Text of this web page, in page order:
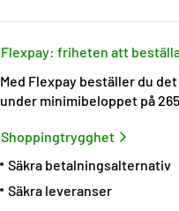
Flexpay: friheten att
Med Flexpay beställer du
under minimibeloppet på
Shoppingtrygghet
Säkra betalningsalternativ
Säkra leveranser